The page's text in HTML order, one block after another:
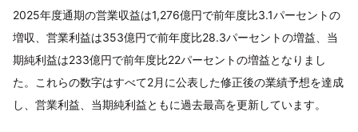
2025年度通期の営業収益は1,276億円で前年度比3.1パーセントの
増収、営業利益は353億円で前年度比28.3パーセントの増益、当
期純利益は233億円で前年度比22パーセントの増益となりまし
た。これらの数字はすべて2月に公表した修正後の業績予想を達成
し、営業利益、当期純利益ともに過去最高を更新しています。